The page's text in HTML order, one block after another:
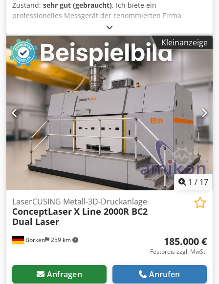
Zustand: sehr gut (gebraucht), Ich biete ein
professionelles Messgerät der renommierten Firma
TECHKON – Modell SpectroPlate – an. Das Gerät ist für die
Qualitätskontrolle von Druckplatten in der Druckindustrie
konzipiert. Wichtige Informationen: Hersteller: Techkon
GmbH (Deutschland) Dedpfjy Iligsx Ap Asck Modell:
SpectroPlate A801070 Typ: Densitometer / Gerät zur
Messung von Druckplatten Einsatzbereich:
Qualitätskontrolle, Messung der Belichtung und Parameter
von CTP-Platten Stromversorgung: Netzteil im
Lieferumfang Zustand: gebraucht, funktionsfähig
Ausstattung: Techkon SpectroPlate Messgerät Originales
Netzteil Alles wie auf den Fotos ersichtlich Zustand: Das
Gerät wurde benutzt. Es weist typische Gebrauchsspuren
auf, ist aber in gutem Zustand und einsatzbereit.
Kleinanzeige
1 / 17
Borken 259 km
LaserCUSING Metall-3D-Druckanlage
ConceptLaserX Line 2000R BC2
Dual Laser
185.000 €
Festpreis zzgl. MwSt.
Anfragen Anrufen